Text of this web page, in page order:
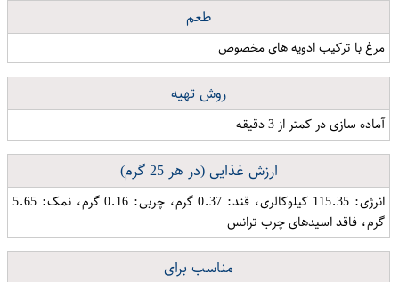
طعم
مرغ با ترکیب ادویه های مخصوص
روش تهیه
آماده سازی در کمتر از 3 دقیقه
ارزش غذایی (در هر 25 گرم)
انرژی: 115.35 کیلوکالری، قند: 0.37 گرم، چربی: 0.16 گرم، نمک: 5.65
گرم، فاقد اسیدهای چرب ترانس
مناسب برای